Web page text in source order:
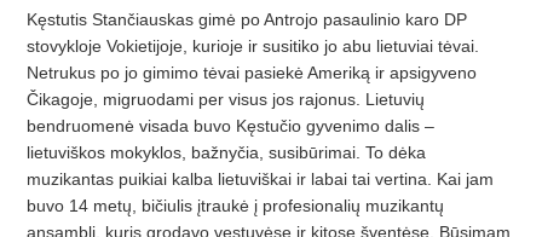
Kęstutis Stančiauskas gimė po Antrojo pasaulinio karo DP
stovykloje Vokietijoje, kurioje ir susitiko jo abu lietuviai tėvai.
Netrukus po jo gimimo tėvai pasiekė Ameriką ir apsigyveno
Čikagoje, migruodami per visus jos rajonus. Lietuvių
bendruomenė visada buvo Kęstučio gyvenimo dalis –
lietuviškos mokyklos, bažnyčia, susibūrimai. To dėka
muzikantas puikiai kalba lietuviškai ir labai tai vertina. Kai jam
buvo 14 metų, bičiulis įtraukė į profesionalių muzikantų
ansamblį, kuris grodavo vestuvėse ir kitose šventėse. Būsimam